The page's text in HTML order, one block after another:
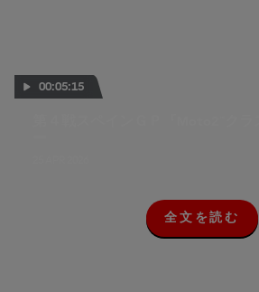
00:05:15
全
文
全文を読む